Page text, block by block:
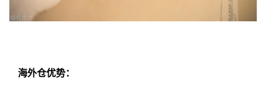
海外仓优势：